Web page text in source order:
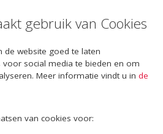
gebruik van Cookies
de website goed te laten
social media te bieden en om
Meer informatie vindt u in de
van cookies voor: